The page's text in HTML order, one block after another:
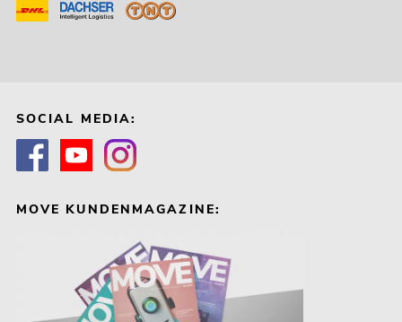
SOCIAL MEDIA:
MOVE KUNDENMAGAZINE: